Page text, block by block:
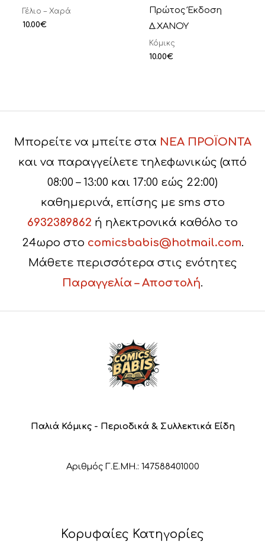
Γέλιο – Χαρά
10.00€
Πρώτος Έκδοση
Δ.ΧΑΝΟΥ
Κόμικς
10.00€
Μπορείτε να μπείτε στα ΝΕΑ ΠΡΟΪΟΝΤΑ
και να παραγγείλετε τηλεφωνικώς (από
08:00 – 13:00 και 17:00 εώς 22:00)
καθημερινά, επίσης με sms στο
6932389862 ή ηλεκτρονικά καθόλο το
24ωρο στο comicsbabis@hotmail.com.
Μάθετε περισσότερα στις ενότητες
Παραγγελία – Αποστολή.
Παλιά Κόμικς - Περιοδικά & Συλλεκτικά Είδη
Αριθμός Γ.Ε.ΜΗ.: 147588401000
Κορυφαίες Κατηγορίες